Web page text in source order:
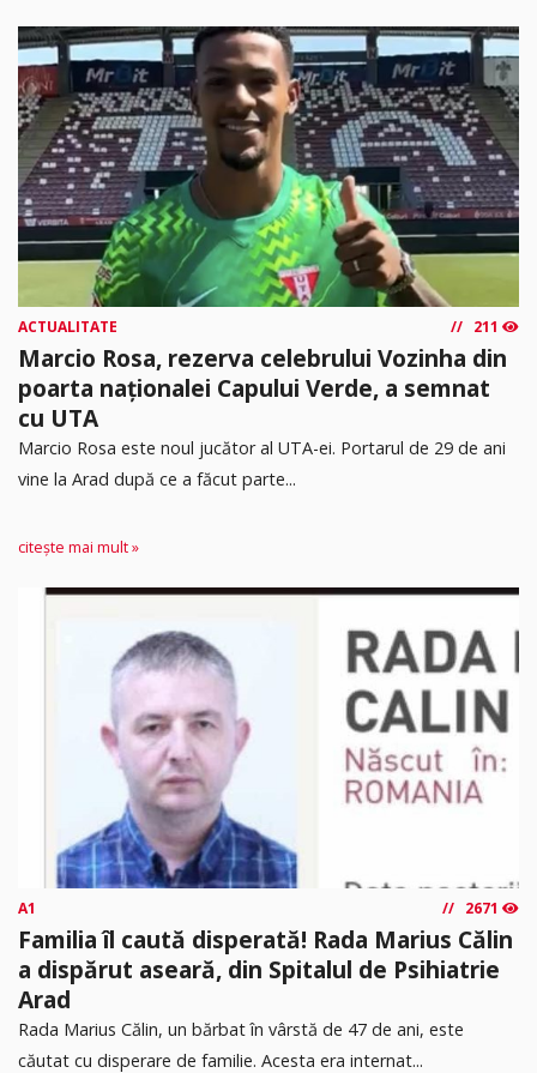
ACTUALITATE 211
Marcio Rosa, rezerva celebrului Vozinha din
poarta naționalei Capului Verde, a semnat
cu UTA
Marcio Rosa este noul jucător al UTA-ei. Portarul de 29 de ani
vine la Arad după ce a făcut parte...
citește mai mult »
A1 2671
Familia îl caută disperată! Rada Marius Călin
a dispărut aseară, din Spitalul de Psihiatrie
Arad
Rada Marius Călin, un bărbat în vârstă de 47 de ani, este
căutat cu disperare de familie. Acesta era internat...